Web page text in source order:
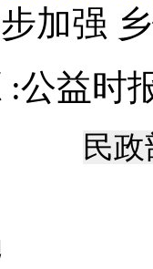
加强
:公益时
民